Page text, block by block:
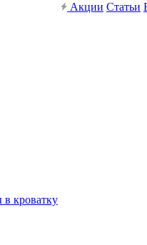
в кроватку
Акции Статьи